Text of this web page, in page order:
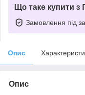
Що таке купити з
Замовлення під
Опис
Опис